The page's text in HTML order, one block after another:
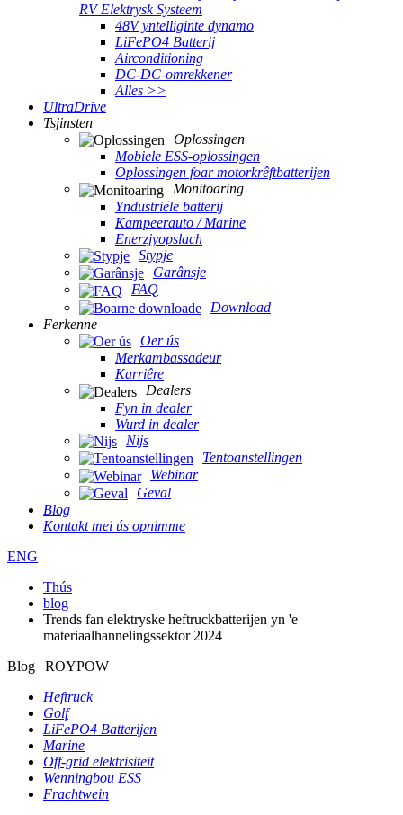
RV Elektrysk Systeem
48V yntelliginte dynamo
LiFePO4 Batterij
Airconditioning
DC-DC-omrekkener
Alles >>
UltraDrive
Tsjinsten
Oplossingen
Mobiele ESS-oplossingen
Oplossingen foar motorkrêftbatterijen
Monitoaring
Yndustriële batterij
Kampeerauto / Marine
Enerzjyopslach
Stypje
Garânsje
FAQ
Download
Ferkenne
Oer ús
Merkambassadeur
Karriêre
Dealers
Fyn in dealer
Wurd in dealer
Nijs
Tentoanstellingen
Webinar
Geval
Blog
Kontakt mei ús opnimme
ENG
Thús
blog
Trends fan elektryske heftruckbatterijen yn 'e
materiaalhannelingssektor 2024
Blog | ROYPOW
Heftruck
Golf
LiFePO4 Batterijen
Marine
Off-grid elektrisiteit
Wenningbou ESS
Frachtwein